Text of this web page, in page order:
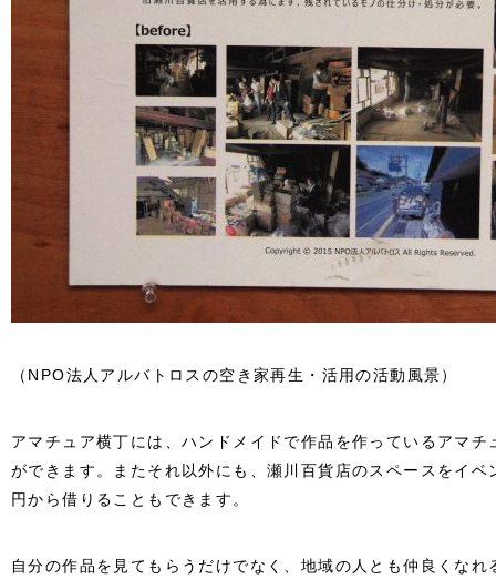
（NPO法人アルバトロスの空き家再生・活用の活動風景）
アマチュア横丁には、ハンドメイドで作品を作っているアマ
ができます。またそれ以外にも、瀬川百貨店のスペースをイ
円から借りることもできます。
自分の作品を見てもらうだけでなく、地域の人とも仲良くな